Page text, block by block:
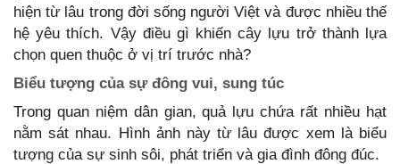
hiện từ lâu trong đời sống người Việt và được nhiều thế
hệ yêu thích. Vậy điều gì khiến cây lựu trở thành lựa
chọn quen thuộc ở vị trí trước nhà?
Biểu tượng của sự đông vui, sung túc
Trong quan niệm dân gian, quả lựu chứa rất nhiều hạt
nằm sát nhau. Hình ảnh này từ lâu được xem là biểu
tượng của sự sinh sôi, phát triển và gia đình đông đúc.